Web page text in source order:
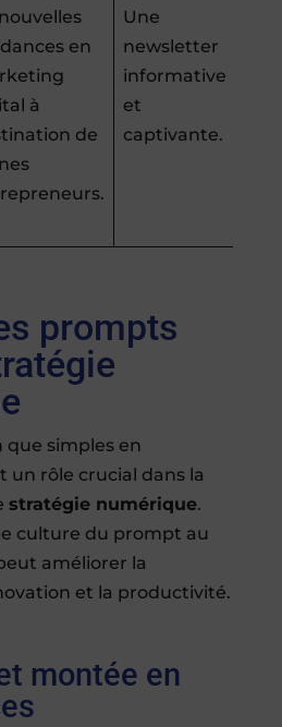
en
à
de
Une
newsletter
informative
et
captivante.
prompts
que simples en
un rôle crucial dans la
stratégie numérique.
culture du prompt au
améliorer la
et la productivité.
montée en